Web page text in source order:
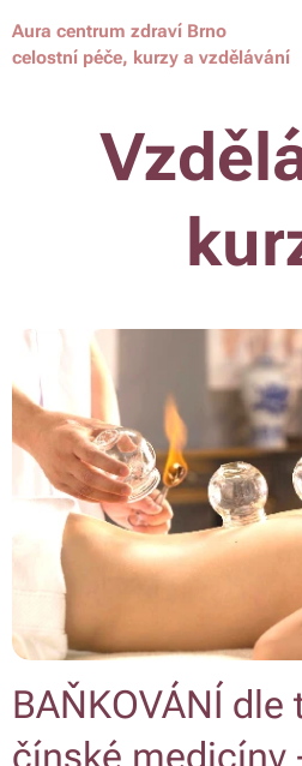
Aura centrum zdraví
celostní péče, kurzy a vzdělávání
BAŇKOVÁNÍ dle
čínské medicíny